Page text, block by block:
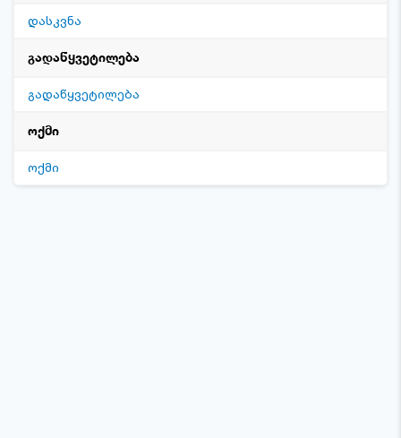
დასკვნა
გადაწყვეტილება
გადაწყვეტილება
ოქმი
ოქმი